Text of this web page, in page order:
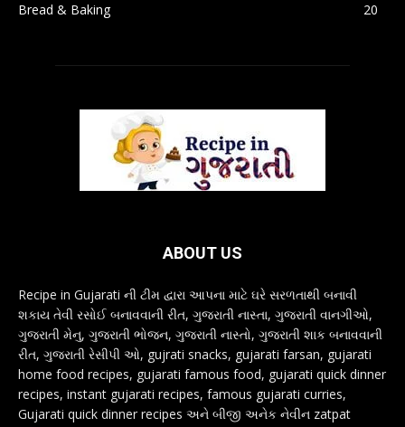
Bread & Baking
20
ABOUT US
Recipe in Gujarati ની ટીમ દ્વારા આપના માટે ઘરે સરળતાથી બનાવી
શકાય તેવી રસોઈ બનાવવાની રીત, ગુજરાતી નાસ્તા, ગુજરાતી વાનગીઓ,
ગુજરાતી મેનુ, ગુજરાતી ભોજન, ગુજરાતી નાસ્તો, ગુજરાતી શાક બનાવવાની
રીત, ગુજરાતી રેસીપી ઓ, gujrati snacks, gujarati farsan, gujarati
home food recipes, gujarati famous food, gujarati quick dinner
recipes, instant gujarati recipes, famous gujarati curries,
Gujarati quick dinner recipes અને બીજી અનેક નેવીન zatpat